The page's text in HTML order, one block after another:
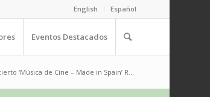
English Español
Eventos Destacados
‘Música de Cine – Made in Spain’ R...